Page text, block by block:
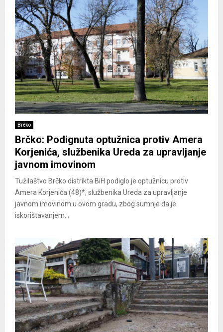
Brčko
Brčko: Podignuta optužnica protiv Amera
Korjenića, službenika Ureda za upravljanje
javnom imovinom
Tužilaštvo Brčko distrikta BiH podiglo je optužnicu protiv
Amera Korjenića (48)*, službenika Ureda za upravljanje
javnom imovinom u ovom gradu, zbog sumnje da je
iskorištavanjem...